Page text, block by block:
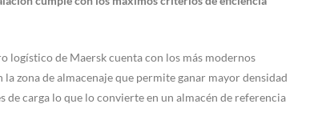
logístico de Maersk cuenta con los más modernos
zona de almacenaje que permite ganar mayor densidad
carga lo que lo convierte en un almacén de referencia